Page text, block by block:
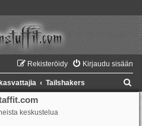
Kirjaudu sisään
Rekisteröidy
Tailshakers
keskustelua